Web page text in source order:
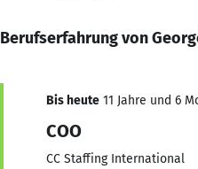
Berufserfahrung von
Bis heute 11 Jahre und 6
COO
CC Staffing International